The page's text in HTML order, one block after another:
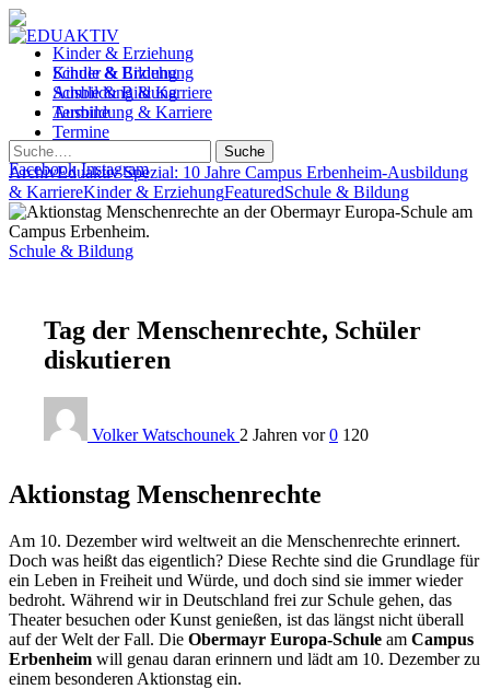
Kinder & Erziehung
Schule & Bildung
Ausbildung & Karriere
Termine
Facebook Instagram
Kinder & Erziehung
Schule & Bildung
Ausbildung & Karriere
Termine
Suche
ArchivEduaktiv Spezial: 10 Jahre Campus Erbenheim-Ausbildung
& KarriereKinder & ErziehungFeaturedSchule & Bildung
Schule & Bildung
Tag der Menschenrechte, Schüler
diskutieren
Volker Watschounek 2 Jahren vor 0 120
Aktionstag Menschenrechte
Am 10. Dezember wird weltweit an die Menschenrechte erinnert.
Doch was heißt das eigentlich? Diese Rechte sind die Grundlage für
ein Leben in Freiheit und Würde, und doch sind sie immer wieder
bedroht. Während wir in Deutschland frei zur Schule gehen, das
Theater besuchen oder Kunst genießen, ist das längst nicht überall
auf der Welt der Fall. Die Obermayr Europa-Schule am Campus
Erbenheim will genau daran erinnern und lädt am 10. Dezember zu
einem besonderen Aktionstag ein.